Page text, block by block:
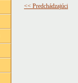
<< Predchádzajúci